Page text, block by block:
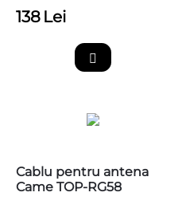
138 Lei
Cablu pentru antena
Came TOP-RG58